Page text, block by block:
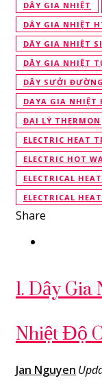
DÂY GIA NHIỆT
DÂY GIA NHIỆT
DÂY GIA NHIỆT
DÂY GIA NHIỆT
DÂY SƯỞI
DAYA GIA NHIỆT
ĐẠI LÝ THERMON
ELECTRIC HEAT
ELECTRIC HOT
ELECTRICAL
ELECTRICAL
Share
1. Dây
Nhiệt Độ
Jan Nguyen